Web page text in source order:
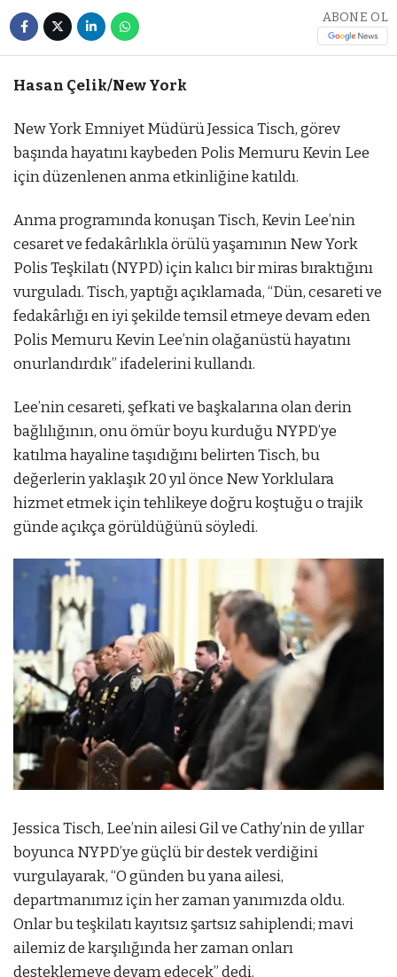
ABONE OL
Hasan Çelik/New York
New York Emniyet Müdürü Jessica Tisch, görev
başında hayatını kaybeden Polis Memuru Kevin Lee
için düzenlenen anma etkinliğine katıldı.
Anma programında konuşan Tisch, Kevin Lee’nin
cesaret ve fedakârlıkla örülü yaşamının New York
Polis Teşkilatı (NYPD) için kalıcı bir miras bıraktığını
vurguladı. Tisch, yaptığı açıklamada, “Dün, cesareti ve
fedakârlığı en iyi şekilde temsil etmeye devam eden
Polis Memuru Kevin Lee’nin olağanüstü hayatını
onurlandırdık” ifadelerini kullandı.
Lee’nin cesareti, şefkati ve başkalarına olan derin
bağlılığının, onu ömür boyu kurduğu NYPD’ye
katılma hayaline taşıdığını belirten Tisch, bu
değerlerin yaklaşık 20 yıl önce New Yorklulara
hizmet etmek için tehlikeye doğru koştuğu o trajik
günde açıkça görüldüğünü söyledi.
Jessica Tisch, Lee’nin ailesi Gil ve Cathy’nin de yıllar
boyunca NYPD’ye güçlü bir destek verdiğini
vurgulayarak, “O günden bu yana ailesi,
departmanımız için her zaman yanımızda oldu.
Onlar bu teşkilatı kayıtsız şartsız sahiplendi; mavi
ailemiz de karşılığında her zaman onları
desteklemeye devam edecek” dedi.